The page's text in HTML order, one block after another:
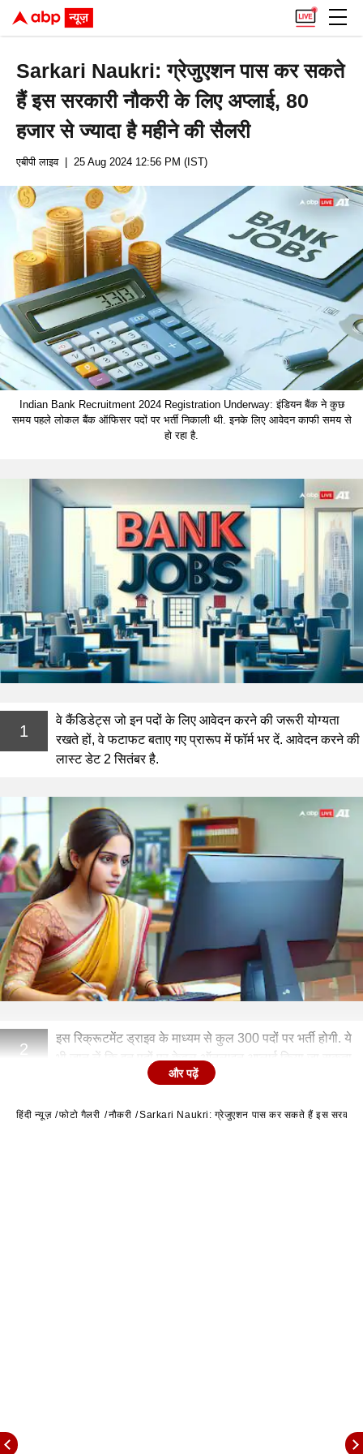
Sarkari Naukri: ग्रेजुएशन पास कर सकते
हैं इस सरकारी नौकरी के लिए अप्लाई, 80
हजार से ज्यादा है महीने की सैलरी
एबीपी लाइव| 25 Aug 2024 12:56 PM (IST)
Indian Bank Recruitment 2024 Registration Underway: इंडियन बैंक ने कुछ
समय पहले लोकल बैंक ऑफिसर पदों पर भर्ती निकाली थी. इनके लिए आवेदन काफी समय से
हो रहा है.
1
वे कैंडिडेट्स जो इन पदों के लिए आवेदन करने की जरूरी योग्यता
रखते हों, वे फटाफट बताए गए प्रारूप में फॉर्म भर दें. आवेदन करने की
लास्ट डेट 2 सितंबर है.
2
इस रिक्रूटमेंट ड्राइव के माध्यम से कुल 300 पदों पर भर्ती होगी. ये
भी जान लें कि इन पदों पर केवल ऑनलाइन अप्लाई किया जा सकता
है. ऐसा करने के लिए आपको indianbank.in पर जाना होगा.
और पढ़ें
हिंदी न्यूज़ फोटो गैलरी नौकरी Sarkari Naukri: ग्रेजुएशन पास कर सकते हैं इस सरकारी